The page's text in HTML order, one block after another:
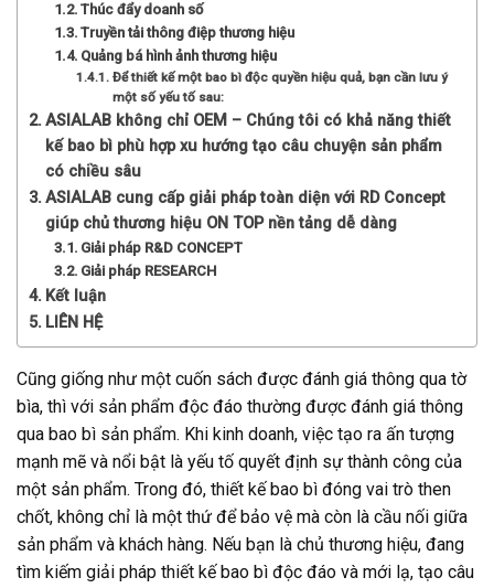
Thúc đẩy doanh số
Truyền tải thông điệp thương hiệu
Quảng bá hình ảnh thương hiệu
Để thiết kế một bao bì độc quyền hiệu quả, bạn cần lưu ý
một số yếu tố sau:
ASIALAB không chỉ OEM – Chúng tôi có khả năng thiết
kế bao bì phù hợp xu hướng tạo câu chuyện sản phẩm
có chiều sâu
ASIALAB cung cấp giải pháp toàn diện với RD Concept
giúp chủ thương hiệu ON TOP nền tảng dễ dàng
Giải pháp R&D CONCEPT
Giải pháp RESEARCH
Kết luận
LIÊN HỆ
Cũng giống như một cuốn sách được đánh giá thông qua tờ
bìa, thì với sản phẩm độc đáo thường được đánh giá thông
qua bao bì sản phẩm. Khi kinh doanh, việc tạo ra ấn tượng
mạnh mẽ và nổi bật là yếu tố quyết định sự thành công của
một sản phẩm. Trong đó, thiết kế bao bì đóng vai trò then
chốt, không chỉ là một thứ để bảo vệ mà còn là cầu nối giữa
sản phẩm và khách hàng. Nếu bạn là chủ thương hiệu, đang
tìm kiếm giải pháp thiết kế bao bì độc đáo và mới lạ, tạo câu